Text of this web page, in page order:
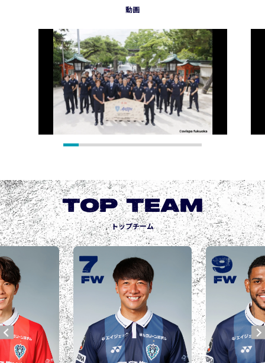
動画
TOP TEAM
トップチーム
9
FW
城後 寿
JOGO Hisashi
10
FW